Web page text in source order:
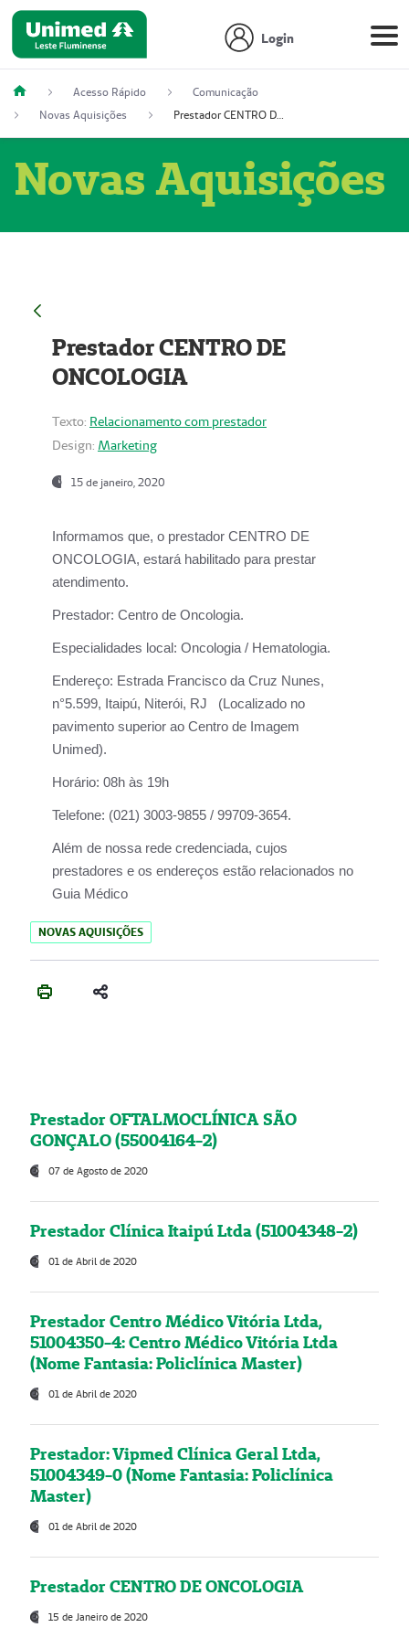
Login
Acesso Rápido
Comunicação
Novas Aquisições
Prestador CENTRO DE ONCOLOGIA
Novas Aquisições
Prestador CENTRO DE
ONCOLOGIA
Texto: Relacionamento com prestador
Design: Marketing
15 de janeiro, 2020
Informamos que, o prestador CENTRO DE
ONCOLOGIA, estará habilitado para prestar
atendimento.
Prestador: Centro de Oncologia.
Especialidades local: Oncologia / Hematologia.
Endereço: Estrada Francisco da Cruz Nunes,
n°5.599, Itaipú, Niterói, RJ (Localizado no
pavimento superior ao Centro de Imagem
Unimed).
Horário: 08h às 19h
Telefone: (021) 3003-9855 / 99709-3654.
Além de nossa rede credenciada, cujos
prestadores e os endereços estão relacionados no
Guia Médico
NOVAS AQUISIÇÕES
Prestador OFTALMOCLÍNICA SÃO
GONÇALO (55004164-2)
07 de Agosto de 2020
Prestador Clínica Itaipú Ltda (51004348-2)
01 de Abril de 2020
Prestador Centro Médico Vitória Ltda,
51004350-4: Centro Médico Vitória Ltda
(Nome Fantasia: Policlínica Master)
01 de Abril de 2020
Prestador: Vipmed Clínica Geral Ltda,
51004349-0 (Nome Fantasia: Policlínica
Master)
01 de Abril de 2020
Prestador CENTRO DE ONCOLOGIA
15 de Janeiro de 2020